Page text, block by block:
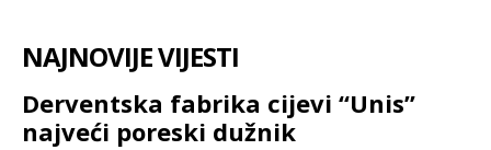
NAJNOVIJE VIJESTI
Derventska fabrika cijevi “Unis”
najveći poreski dužnik